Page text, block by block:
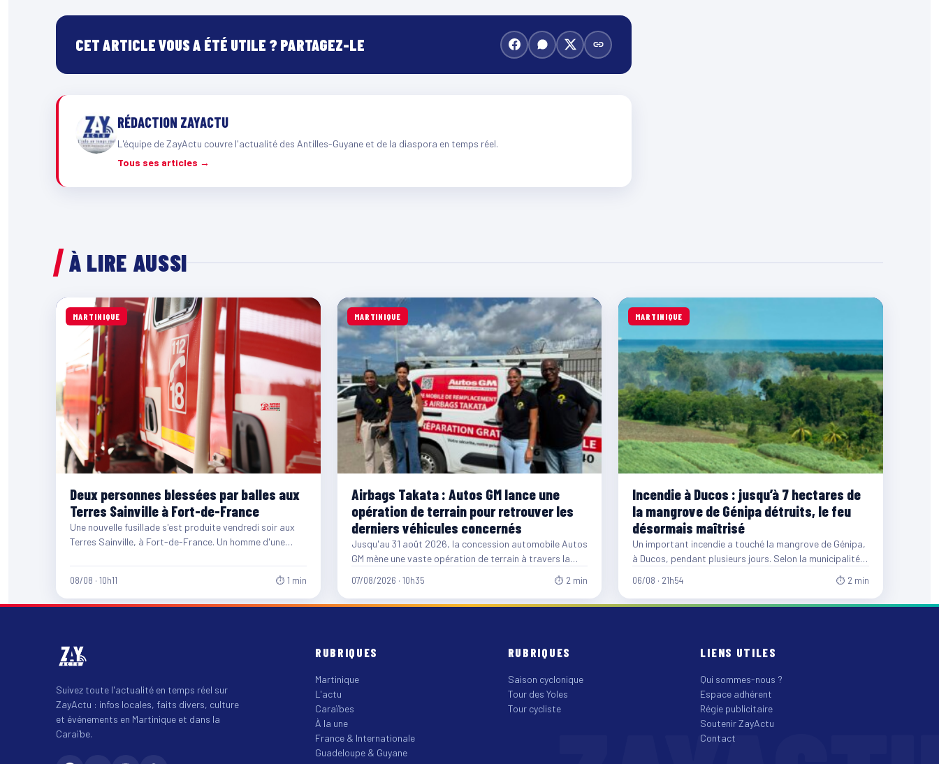
CET ARTICLE VOUS A ÉTÉ UTILE ? PARTAGEZ-LE
RÉDACTION ZAYACTU
L'équipe de ZayActu couvre l'actualité des Antilles-Guyane et de la diaspora en temps réel.
Tous ses articles →
À LIRE AUSSI
MARTINIQUE
Deux personnes blessées par balles aux
Terres Sainville à Fort-de-France
Une nouvelle fusillade s'est produite vendredi soir aux
Terres Sainville, à Fort-de-France. Un homme d'une
08/08 · 10h11 ⏱ 1 min
MARTINIQUE
Airbags Takata : Autos GM lance une
opération de terrain pour retrouver les
derniers véhicules concernés
Jusqu'au 31 août 2026, la concession automobile Autos
GM mène une vaste opération de terrain à travers la…
07/08/2026 · 10h35 ⏱ 2 min
MARTINIQUE
Incendie à Ducos : jusqu’à 7 hectares de
la mangrove de Génipa détruits, le feu
désormais maîtrisé
Un important incendie a touché la mangrove de Génipa,
à Ducos, pendant plusieurs jours. Selon la municipalité,
06/08 · 21h54 ⏱ 2 min
Suivez toute l'actualité en temps réel sur
ZayActu : infos locales, faits divers, culture
et événements en Martinique et dans la
Caraïbe.
RUBRIQUES
Martinique
L'actu
Caraïbes
À la une
France & Internationale
Guadeloupe & Guyane
RUBRIQUES
Saison cyclonique
Tour des Yoles
Tour cycliste
LIENS UTILES
Qui sommes-nous ?
Espace adhérent
Régie publicitaire
Soutenir ZayActu
Contact